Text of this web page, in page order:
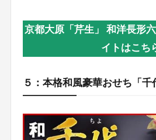
京都大原「芹生」 和洋長形
イトはこち
５：本格和風豪華おせち「千